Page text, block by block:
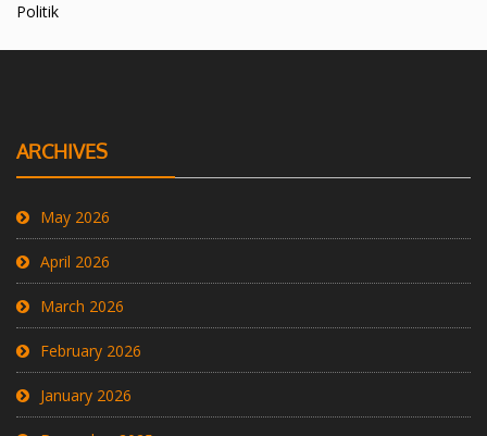
Politik
ARCHIVES
May 2026
April 2026
March 2026
February 2026
January 2026